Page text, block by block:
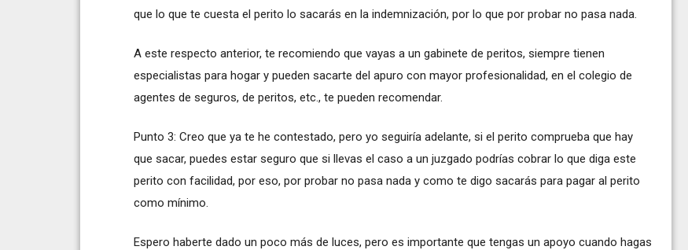
que lo que te cuesta el perito lo sacarás en la indemnización, por lo que por probar no pasa nada.
A este respecto anterior, te recomiendo que vayas a un gabinete de peritos, siempre tienen
especialistas para hogar y pueden sacarte del apuro con mayor profesionalidad, en el colegio de
agentes de seguros, de peritos, etc., te pueden recomendar.
Punto 3: Creo que ya te he contestado, pero yo seguiría adelante, si el perito comprueba que hay
que sacar, puedes estar seguro que si llevas el caso a un juzgado podrías cobrar lo que diga este
perito con facilidad, por eso, por probar no pasa nada y como te digo sacarás para pagar al perito
como mínimo.
Espero haberte dado un poco más de luces, pero es importante que tengas un apoyo cuando hagas